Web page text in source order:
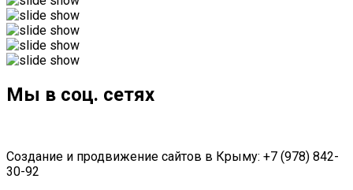
Мы в соц. сетях
Создание и продвижение сайтов в Крыму: +7 (978) 842-
30-92